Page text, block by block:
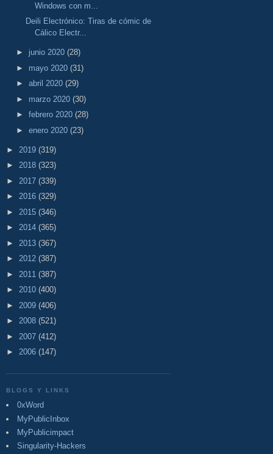
Windows con m...
Deili Electrónico: Tiras de cómic de
Cálico Electr...
► junio 2020 (28)
► mayo 2020 (31)
► abril 2020 (29)
► marzo 2020 (30)
► febrero 2020 (28)
► enero 2020 (23)
► 2019 (319)
► 2018 (323)
► 2017 (339)
► 2016 (329)
► 2015 (346)
► 2014 (365)
► 2013 (367)
► 2012 (387)
► 2011 (387)
► 2010 (400)
► 2009 (406)
► 2008 (521)
► 2007 (412)
► 2006 (147)
BLOGS Y LINKS
0xWord
MyPublicInbox
MyPublicimpact
Singularity-Hackers